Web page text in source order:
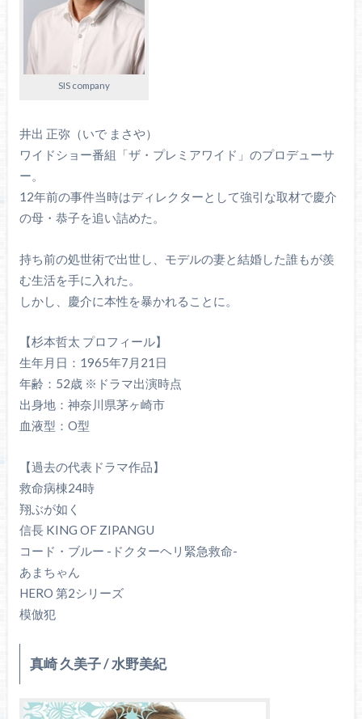
SIS company
井出 正弥（いで まさや）
ワイドショー番組「ザ・プレミアワイド」のプロデューサ
ー。
12年前の事件当時はディレクターとして強引な取材で慶介
の母・恭子を追い詰めた。
持ち前の処世術で出世し、モデルの妻と結婚した誰もが羨
む生活を手に入れた。
しかし、慶介に本性を暴かれることに。
【杉本哲太 プロフィール】
生年月日：1965年7月21日
年齢：52歳 ※ドラマ出演時点
出身地：神奈川県茅ヶ崎市
血液型：O型
【過去の代表ドラマ作品】
救命病棟24時
翔ぶが如く
信長 KING OF ZIPANGU
コード・ブルー -ドクターヘリ緊急救命-
あまちゃん
HERO 第2シリーズ
模倣犯
真崎 久美子 / 水野美紀